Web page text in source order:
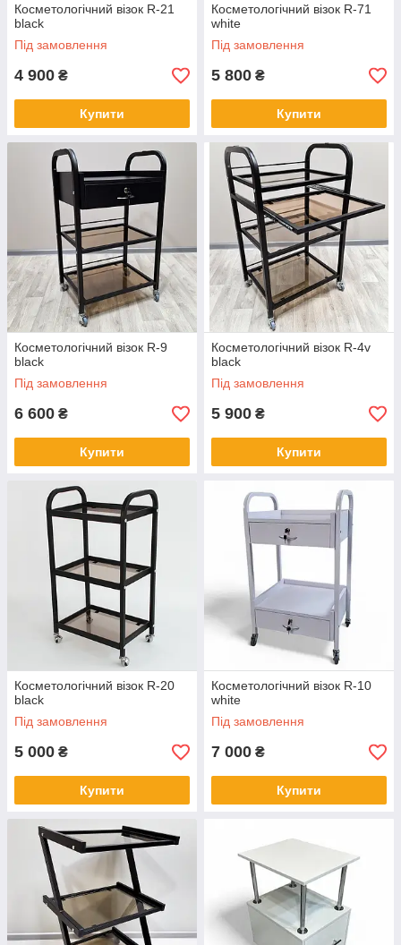
Косметологічний візок R-21
black
Під замовлення
4 900 ₴
Купити
Косметологічний візок R-71
white
Під замовлення
5 800 ₴
Купити
Косметологічний візок R-9
black
Під замовлення
6 600 ₴
Купити
Косметологічний візок R-4v
black
Під замовлення
5 900 ₴
Купити
Косметологічний візок R-20
black
Під замовлення
5 000 ₴
Купити
Косметологічний візок R-10
white
Під замовлення
7 000 ₴
Купити